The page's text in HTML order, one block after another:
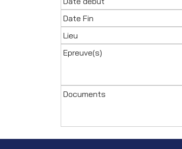
Date Fin
Lieu
Epreuve(s)
Documents